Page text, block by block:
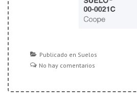
Publicado en Suelos
No hay comentarios